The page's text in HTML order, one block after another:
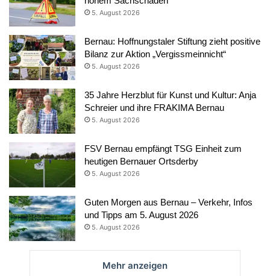
5. August 2026
Bernau: Hoffnungstaler Stiftung zieht positive
Bilanz zur Aktion „Vergissmeinnicht“
5. August 2026
35 Jahre Herzblut für Kunst und Kultur: Anja
Schreier und ihre FRAKIMA Bernau
5. August 2026
FSV Bernau empfängt TSG Einheit zum
heutigen Bernauer Ortsderby
5. August 2026
Guten Morgen aus Bernau – Verkehr, Infos
und Tipps am 5. August 2026
5. August 2026
Mehr anzeigen